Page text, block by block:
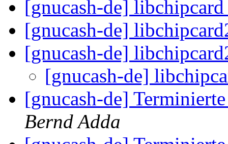
[gnucash-de]
[gnucash-de]
[gnucash-de]
[gnucash-de]
[gnucash-de]
Bernd Adda